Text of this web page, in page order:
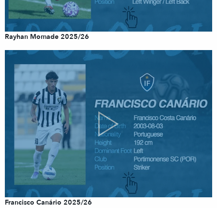
Rayhan Momade 2025/26
Francisco Canário 2025/26